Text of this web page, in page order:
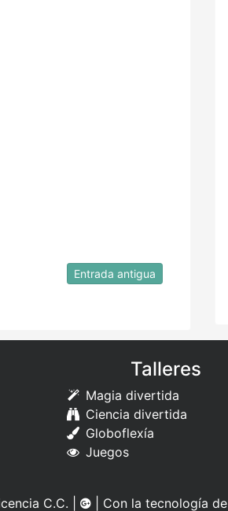
Entrada antigua
Talleres
Magia divertida
Ciencia divertida
Globoflexía
Juegos
C.C. | Con la tecnología de